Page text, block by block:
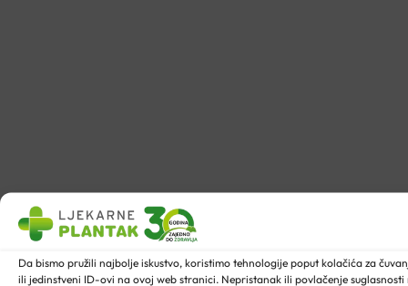
Da bismo pružili najbolje iskustvo, koristimo tehnologije poput kolačića za
ili jedinstveni ID-ovi na ovoj web stranici. Nepristanak ili povlačenje